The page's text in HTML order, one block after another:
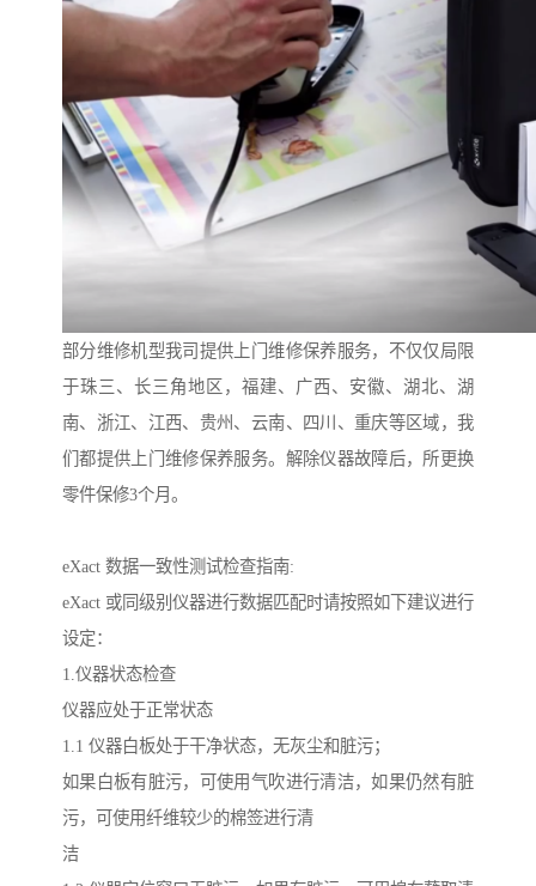
部分维修机型我司提供上门维修保养服务，不仅仅局限
于珠三、长三角地区，福建、广西、安徽、湖北、湖
南、浙江、江西、贵州、云南、四川、重庆等区域，我
们都提供上门维修保养服务。解除仪器故障后，所更换
零件保修3个月。
eXact 数据一致性测试检查指南:
eXact 或同级别仪器进行数据匹配时请按照如下建议进行
设定：
1.仪器状态检查
仪器应处于正常状态
1.1 仪器白板处于干净状态，无灰尘和脏污；
如果白板有脏污，可使用气吹进行清洁，如果仍然有脏
污，可使用纤维较少的棉签进行清
洁